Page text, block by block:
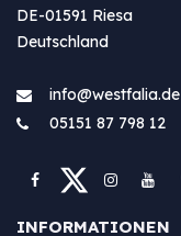
DE-01591 Riesa
Deutschland
info@westfa​lia.de
05151 87 798 12
INFORMATIONEN